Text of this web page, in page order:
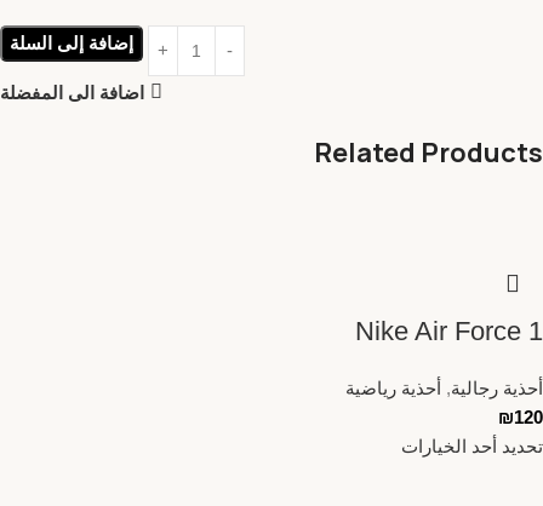
إضافة إلى السلة
اضافة الى المفضلة
Related Products
Nike Air Force 1
أحذية رجالية, أحذية رياضية
₪120
تحديد أحد الخيارات